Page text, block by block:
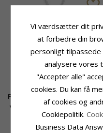
Fødder Navnehalskæde med
vedhæng i sølv med 1 hvide
zirkoner - My Letter
CHANTI pris 575,-
Vi værdsætter dit
at forbedre din
personligt tilpassede
analysere vores
"Accepter alle"
cookies. Du kan få
af cookies og
Cookiepolitik.
Business Data